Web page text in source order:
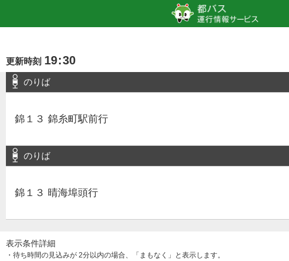
更新時刻 19:30
のりば
錦１３ 錦糸町駅前行
のりば
錦１３ 晴海埠頭行
表示条件詳細
・待ち時間の見込みが 2分以内の場合、「まもなく」と表示します。